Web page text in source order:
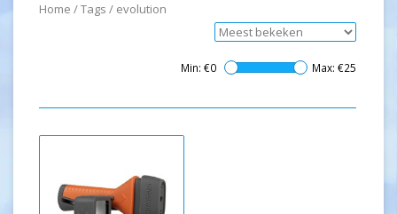
Home /Tags / evolution
Min: €0 Max: €25